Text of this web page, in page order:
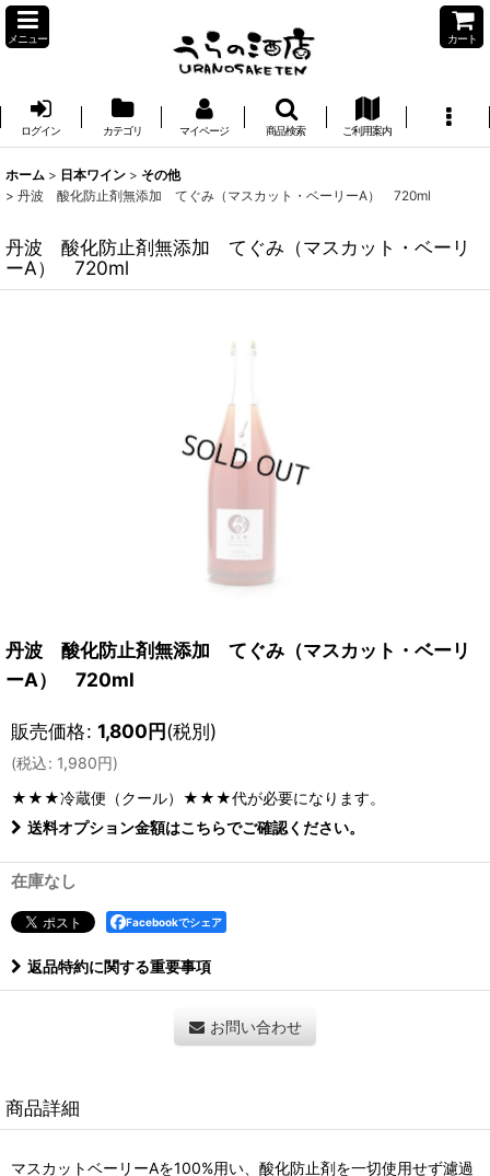
メニュー カート
ログイン カテゴリ マイページ 商品検索 ご利用案内
ホーム > 日本ワイン > その他
> 丹波 酸化防止剤無添加 てぐみ（マスカット・ベーリーA） 720ml
丹波 酸化防止剤無添加 てぐみ（マスカット・ベーリ
ーA） 720ml
丹波 酸化防止剤無添加 てぐみ（マスカット・ベーリ
ーA） 720ml
販売価格: 1,800円(税別)
(税込: 1,980円)
★★★冷蔵便（クール）★★★代が必要になります。
送料オプション金額はこちらでご確認ください。
在庫なし
Facebookでシェア
返品特約に関する重要事項
お問い合わせ
商品詳細
マスカットベーリーAを100%用い、酸化防止剤を一切使用せず濾過